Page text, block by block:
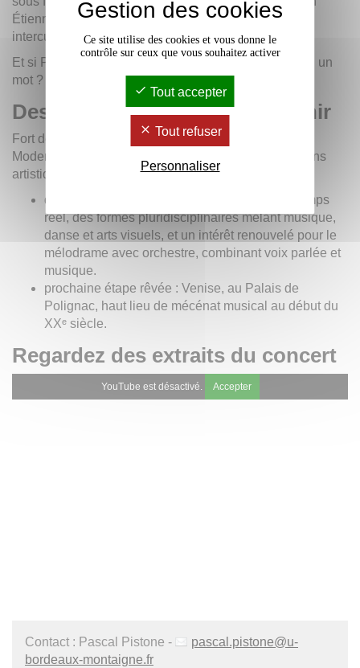
Étienne Rolin : un moment de création spontanée et
interculturelle salué par le public.
Et si Pascal Pistone devait résumer cette aventure en un
mot ? :
« Indiscutablement :humanisme
Des projets tournés vers l’avenir
Fort de cette expérience internationale, le Montaigne
Modern Orchestra souhaite poursuivre ses explorations
artistiques. Parmi les projets à venir :
des œuvres utilisant le traitement du son en temps
réel, des formes pluridisciplinaires mêlant musique,
danse et arts visuels, et un intérêt renouvelé pour le
mélodrame avec orchestre, combinant voix parlée et
musique.
prochaine étape rêvée : Venise, au Palais de
Polignac, haut lieu de mécénat musical au début du
XXᵉ siècle.
Regardez des extraits du concert
YouTube est désactivé. Accepter
Contact : Pascal Pistone - pascal.pistone@u-
bordeaux-montaigne.fr
Gestion des cookies
Ce site utilise des cookies et vous donne le
contrôle sur ceux que vous souhaitez activer
Tout accepter
Tout refuser
Personnaliser